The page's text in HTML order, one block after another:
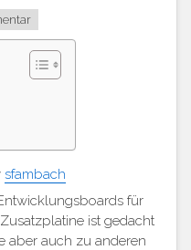
sfambach
für
ist gedacht
aber auch zu anderen